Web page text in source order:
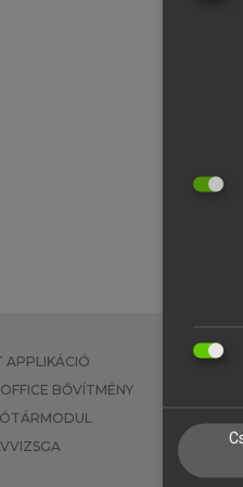
APPLIKÁCIÓ
BŐVÍTMÉNY
EGYÉNI